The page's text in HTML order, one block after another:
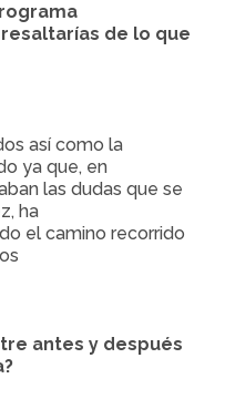
de lo que
así como la
ya que, en
las dudas que se
ha
el camino recorrido
antes y después